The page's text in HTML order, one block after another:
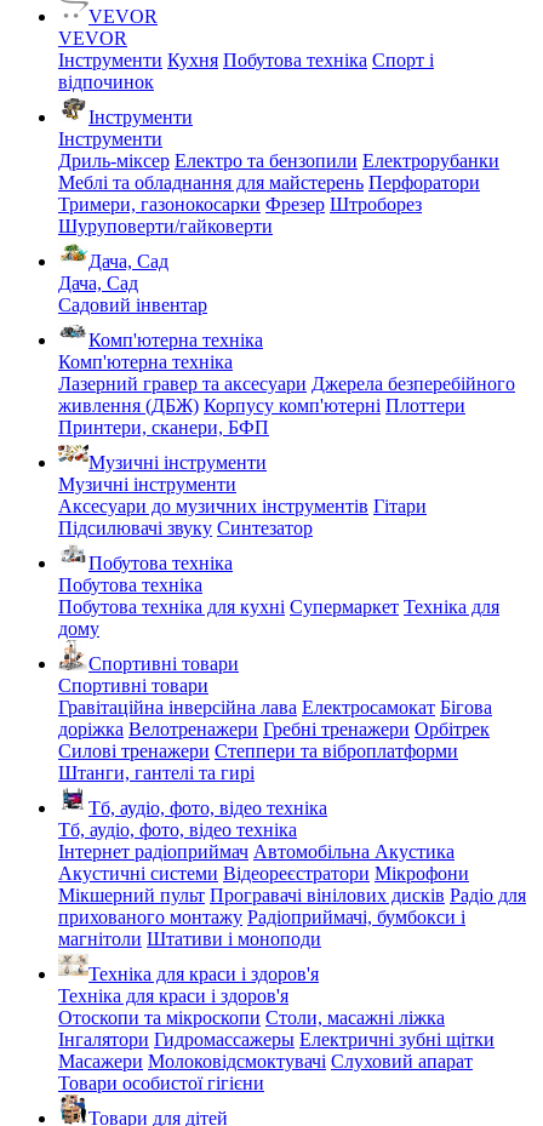
VEVOR
VEVOR
Інструменти Кухня Побутова техніка Спорт і
відпочинок
Інструменти
Інструменти
Дриль-міксер Електро та бензопили Електрорубанки
Меблі та обладнання для майстерень Перфоратори
Тримери, газонокосарки Фрезер Штроборез
Шуруповерти/гайковерти
Дача, Сад
Дача, Сад
Садовий інвентар
Комп'ютерна техніка
Комп'ютерна техніка
Лазерний гравер та аксесуари Джерела безперебійного
живлення (ДБЖ) Корпусу комп'ютерні Плоттери
Принтери, сканери, БФП
Музичні інструменти
Музичні інструменти
Аксесуари до музичних інструментів Гітари
Підсилювачі звуку Синтезатор
Побутова техніка
Побутова техніка
Побутова техніка для кухні Супермаркет Техніка для
дому
Спортивні товари
Спортивні товари
Гравітаційна інверсійна лава Електросамокат Бігова
доріжка Велотренажери Гребні тренажери Орбітрек
Силові тренажери Степпери та віброплатформи
Штанги, гантелі та гирі
Тб, аудіо, фото, відео техніка
Тб, аудіо, фото, відео техніка
Інтернет радіоприймач Автомобільна Акустика
Акустичні системи Відеореєстратори Мікрофони
Мікшерний пульт Програвачі вінілових дисків Радіо для
прихованого монтажу Радіоприймачі, бумбокси і
магнітоли Штативи і моноподи
Техніка для краси і здоров'я
Техніка для краси і здоров'я
Отоскопи та мікроскопи Столи, масажні ліжка
Інгалятори Гидромассажеры Електричні зубні щітки
Масажери Молоковідсмоктувачі Слуховий апарат
Товари особистої гігієни
Товари для дітей